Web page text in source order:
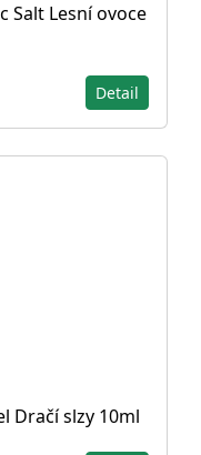
Salt Lesní ovoce
Detail
Dračí slzy 10ml